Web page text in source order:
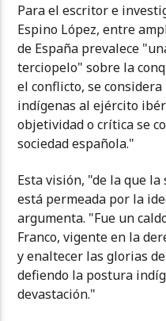
Para el escritor e
Espino López, entre
de España prevalece
terciopelo" sobre la
el conflicto, se
indígenas al ejército
objetividad o crítica se
sociedad española."
Esta visión, "de la que la
está permeada por la
argumenta. "Fue un
Franco, vigente en la
y enaltecer las glorias
defiendo la postura
devastación."